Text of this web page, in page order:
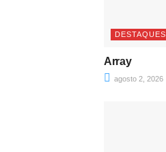
DESTAQUES
Array
agosto 2, 2026